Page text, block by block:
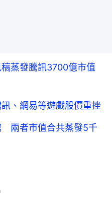
蒸發騰訊3700億市值
、網易等遊戲股價重挫
兩者市值合共蒸發5千